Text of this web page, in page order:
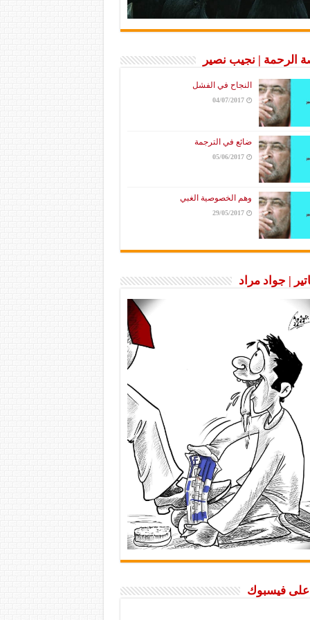
الرحمة | نجيب نصير
النجاح في الفشل
04/07/2017
ضائع في الترجمة
05/06/2017
وهم الخصوصية الغبي
29/05/2017
| جواد مراد
على فيسبوك